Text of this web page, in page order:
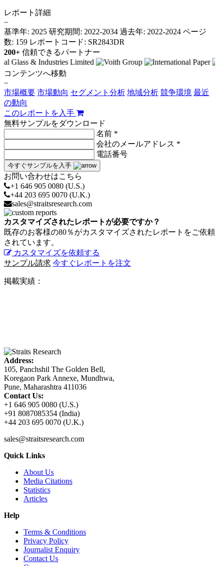
レポート詳細
−
基準年: 2025 研究期間: 2022-2034 過去年: 2022-2024 ページ
数: 159 レポートコード: SR2843DR
200+ 信頼できるパートナー
コンテンツへ移動
−
市場概要 市場動向 セグメント分析 地域分析 競争環境 最近
の動向
このレポートを入手
無料サンプルをダウンロード
名前 *
会社のメールアドレス *
電話番号
今すぐサンプルを入手
お問い合わせはこちら
+1 646 905 0080 (U.S.)
+44 203 695 0070 (U.K.)
sales@straitsresearch.com
カスタマイズされたレポートが必要ですか？
既存のお客様の80％がカスタマイズされたレポートをご依頼
されています。
カスタマイズを依頼する
サンプル請求 今すぐレポートを注文
掲載実績：
Address:
105, Panchshil The Golden Bell,
Koregaon Park Annexe, Mundhwa,
Pune, Maharashtra 411036
Contact Us:
+1 646 905 0080 (U.S.)
+91 8087085354 (India)
+44 203 695 0070 (U.K.)
sales@straitsresearch.com
Quick Links
About Us
Media Citations
Statistics
Articles
Help
Terms & Conditions
Privacy Policy
Journalist Enquiry
Contact Us